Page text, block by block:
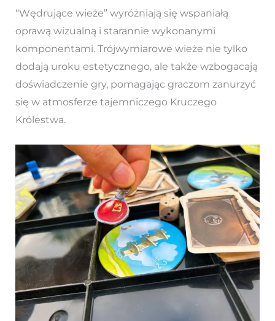
“Wędrujące wieże” wyróżniają się wspaniałą
oprawą wizualną i starannie wykonanymi
komponentami. Trójwymiarowe wieże nie tylko
dodają uroku estetycznego, ale także wzbogacają
doświadczenie gry, pomagając graczom zanurzyć
się w atmosferze tajemniczego Kruczego
Królestwa.